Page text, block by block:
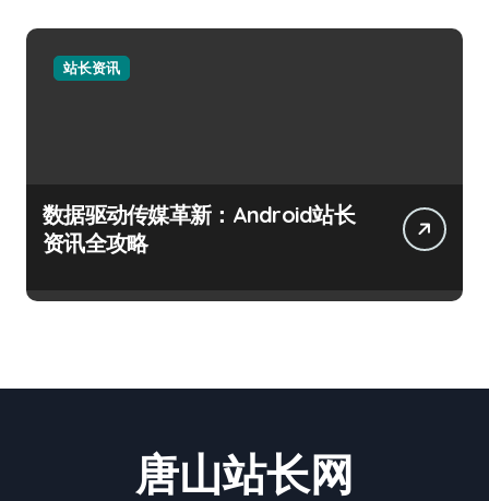
站长资讯
数据驱动传媒革新：Android站长
资讯全攻略
唐山站长网